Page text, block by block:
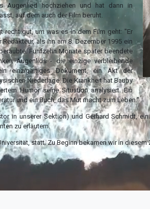
Augenlied hochziehen und hat dann in
auf dem auch der Film beruht.
recht gut, um was es in dem Film geht: "Er
als ihn am 8. Dezember 1995 ein
Fünfzehn Monate später beendete
Augenlids - die einzige verbleibende
einzigartiges Dokument, ein Akt der
Niederlage. Die Krankheit hat Bauby
Humor seine Situation analysiert. Ein
und ein Buch, das Mut macht zum Leben."
in unserer Sektion) und Gerhard Schmidt,
zu erläutern.
statt. Zu Beginn bekamen wir in